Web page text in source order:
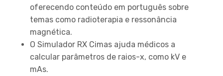
oferecendo conteúdo em português sobre
temas como radioterapia e ressonância
magnética.
O Simulador RX Cimas ajuda médicos a
calcular parâmetros de raios-x, como kV e
mAs.